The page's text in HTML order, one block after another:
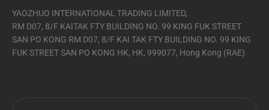
YAOZHUO INTERNATIONAL TRADING LIMITED,
RM D07, 8/F KAITAK FTY BUILDING NO. 99 KING FUK STREET
SAN PO KONG RM D07, 8/F KAI TAK FTY BUILDING NO. 99 KING
FUK STREET SAN PO KONG HK, HK, 999077, Hong Kong (RAE)